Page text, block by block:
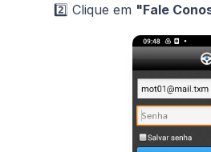
2️⃣ Clique em "Fale